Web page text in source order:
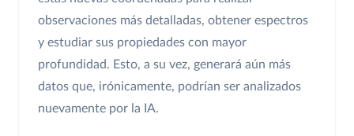
observaciones más detalladas, obtener espectros
y estudiar sus propiedades con mayor
profundidad. Esto, a su vez, generará aún más
datos que, irónicamente, podrían ser analizados
nuevamente por la IA.